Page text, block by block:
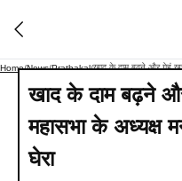
Home/News/Prathakal/खाद के दाम बढ़ने और गेहूं
खाद के दाम बढ़ने
महासभा के अध्यक्ष
घेरा